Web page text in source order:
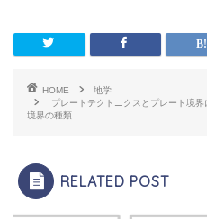
HOME
地学
プレートテクトニクスとプレート境
境界の種類
RELATED POST